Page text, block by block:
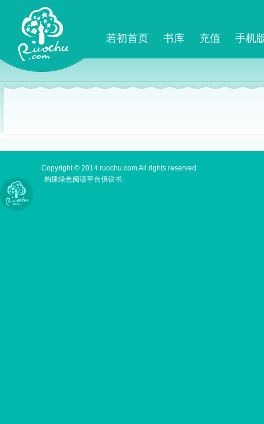
若初首页 书库 充值 手机
Copyright © 2014 ruochu.com All rights reserved.
构建绿色阅读平台倡议书